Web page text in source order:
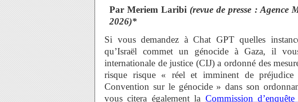
Par Meriem Laribi (revue de presse : Agence
2026)*
Si vous demandez à Chat GPT quelles
qu’Israël commet un génocide à Gaza, il
internationale de justice (CIJ) a ordonné des
risque risque « réel et imminent de
Convention sur le génocide » dans son
vous citera également la Commission